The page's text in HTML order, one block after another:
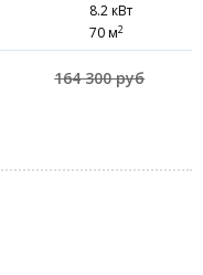
8.2 кВт
70 м2
164 300 руб